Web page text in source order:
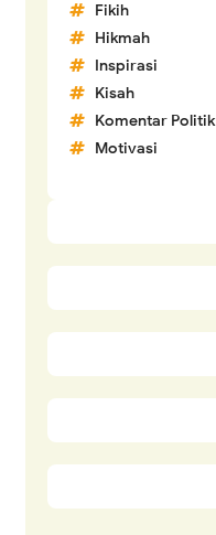
Fikih
Hikmah
Inspirasi
Kisah
Komentar Politik
Motivasi